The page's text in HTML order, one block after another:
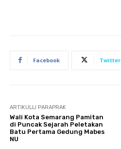
Facebook Twitter
ARTIKULLI PARAPRAK
Wali Kota Semarang Pamitan
di Puncak Sejarah Peletakan
Batu Pertama Gedung Mabes
NU